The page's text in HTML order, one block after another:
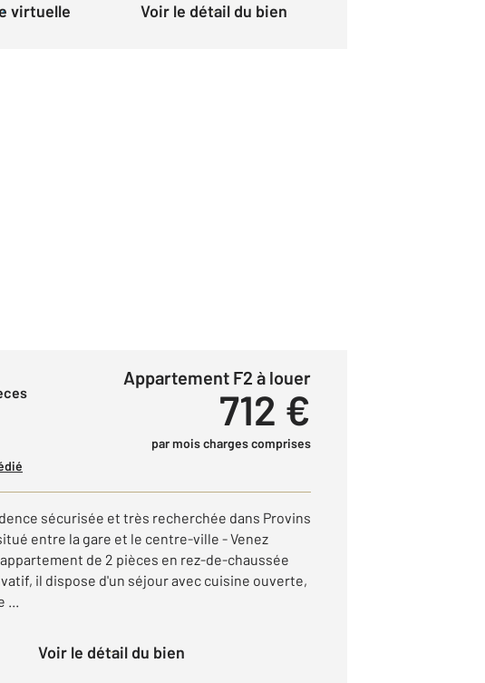
virtuelle Voir le détail du bien
Appartement F2 à louer
712 €
par mois charges comprises
sécurisée et très recherchée dans Provins
entre la gare et le centre-ville - Venez
de 2 pièces en rez-de-chaussée
il dispose d'un séjour avec cuisine ouverte,
...
Voir le détail du bien